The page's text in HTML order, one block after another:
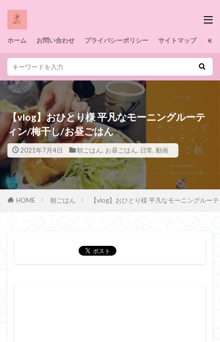
ホーム お問い合わせ プライバシーポリシー サイトマップ
【vlog】おひとり様 平凡なモーニングルーテ
ィン/梅干し/お昼ごはん
2021年7月4日 朝ごはん, お昼ごはん, 日常, 動画
HOME 朝ごはん 【vlog】おひとり様 平凡なモーニングルー